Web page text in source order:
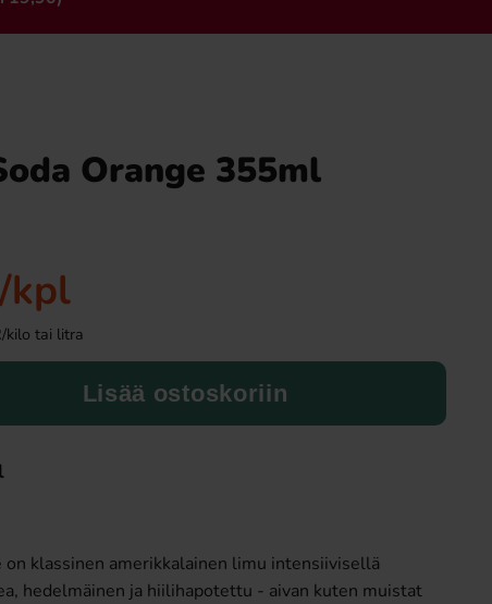
Osta Osta
Orange 355ml
/kpl
kilo tai litra
Lisää ostoskoriin
on klassinen amerikkalainen limu intensiivisellä
hedelmäinen ja hiilihapotettu - aivan kuten muistat